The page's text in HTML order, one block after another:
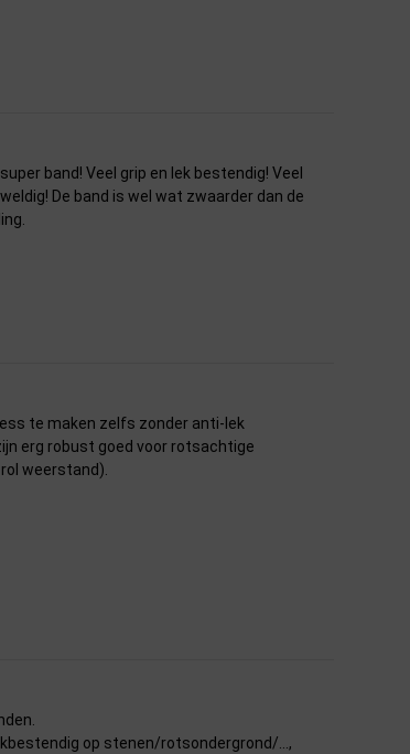
band! Veel grip en lek bestendig! Veel
De band is wel wat zwaarder dan de
te maken zelfs zonder anti-lek
erg robust goed voor rotsachtige
weerstand).
op stenen/rotsondergrond/...,